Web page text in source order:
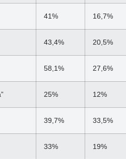
41% 16,7%
43,4% 20,5%
58,1% 27,6%
25% 12%
39,7% 33,5%
33% 19%
2026
3042